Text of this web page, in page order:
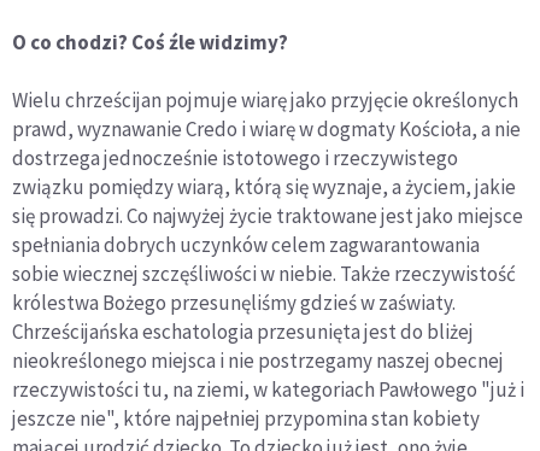
O co chodzi? Coś źle widzimy?
Wielu chrześcijan pojmuje wiarę jako przyjęcie określonych
prawd, wyznawanie Credo i wiarę w dogmaty Kościoła, a nie
dostrzega jednocześnie istotowego i rzeczywistego
związku pomiędzy wiarą, którą się wyznaje, a życiem, jakie
się prowadzi. Co najwyżej życie traktowane jest jako miejsce
spełniania dobrych uczynków celem zagwarantowania
sobie wiecznej szczęśliwości w niebie. Także rzeczywistość
królestwa Bożego przesunęliśmy gdzieś w zaświaty.
Chrześcijańska eschatologia przesunięta jest do bliżej
nieokreślonego miejsca i nie postrzegamy naszej obecnej
rzeczywistości tu, na ziemi, w kategoriach Pawłowego "już i
jeszcze nie", które najpełniej przypomina stan kobiety